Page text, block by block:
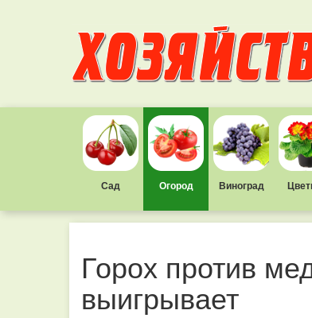
Сад Огород Виноград
Горох против
выигрывает